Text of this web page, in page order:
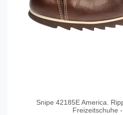
Snipe 42185E America.
Freizeitschuhe